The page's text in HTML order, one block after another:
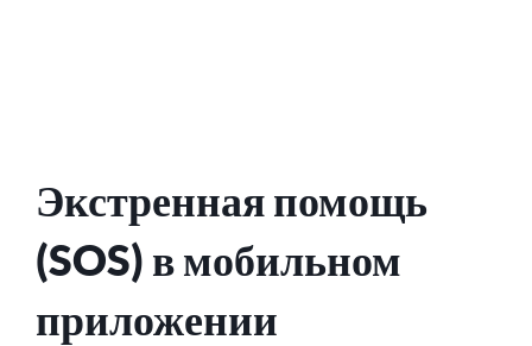
Экстренная помощь
(SOS) в мобильном
приложении